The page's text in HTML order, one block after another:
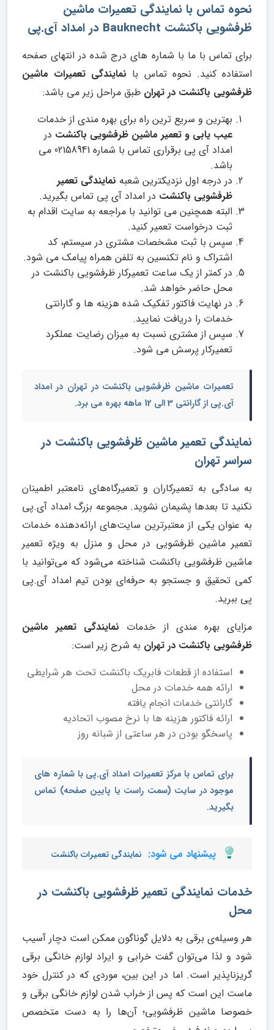
نحوه تماس با نمایندگی تعمیرات ماشین
ظرفشویی باکنشت Bauknecht در امداد آی.پی
برای تماس با ما با شماره های درج شده در انتهای صفحه
استفاده کنید. نحوه تماس با نمایندگی تعمیرات ماشین
ظرفشویی باکنشت در تهران طبق مراحل زیر می باشد:
بهترین و سریع ترین راه برای بهره مندی از خدمات
عیب یابی و تعمیر ماشین ظرفشویی باکنشت در
امداد آی پی برقراری تماس با شماره 02158941 می
باشد.
در درجه اول نزدیکترین شعبه نمایندگی تعمیر
ظرفشویی باکنشت در امداد آی پی تماس بگیرید.
البته همچنین می توانید با مراجعه به سایت اقدام به
ثبت درخواست تعمیر کنید.
سپس با ثبت مشخصات مشتری در سیستم، کد
اشتراک و نام تکنسین به تلفن همراه پیامک می شود.
در کمتر از یک ساعت تعمیرکار ظرفشویی باکنشت در
محل حاضر خواهد شد.
در نهایت فاکتور تفکیک شده هزینه ها و گارانتی
خدمات را دریافت نمایید.
سپس از مشتری نسبت به میزان رضایت عملکرد
تعمیرکار پرسش می شود.
تعمیرات ماشین ظرفشویی باکنشت در تهران در امداد
آی.پی از گارانتی 3 الی 12 ماهه بهره می برد.
نمایندگی تعمیر ماشین ظرفشویی باکنشت در
سراسر تهران
به ‌سادگی به تعمیرکاران و تعمیرگاه‌های نامعتبر اطمینان
نکنید تا بعدها پشیمان نشوید. مجموعه بزرگ امداد آی.پی
به‌ عنوان یکی از معتبرترین سایت‌های ارائه‌دهنده خدمات
تعمیر ماشین ظرفشویی در محل و منزل به‌ ویژه تعمیر
ماشین ظرفشویی باکنشت شناخته می‌شود که می‌توانید با
کمی تحقیق و جستجو به حرفه‌ای بودن تیم امداد آی.پی
پی ببرید.
مزایای بهره مندی از خدمات نمایندگی تعمیر ماشین
ظرفشویی باکنشت در تهران به شرح زیر است:
استفاده از قطعات فابریک باکنشت تحت هر شرایطی
ارائه همه خدمات در محل
گارانتی خدمات انجام یافته
ارائه فاکتور هزینه ها با نرخ مصوب اتحادیه
پاسخگو بودن در هر ساعتی از شبانه روز
برای تماس با مرکز تعمیرات امداد آی.پی با شماره های
موجود در سایت (سمت راست یا پایین صفحه) تماس
بگیرید.
پیشنهاد می شود: نمایندگی تعمیرات باکنشت
خدمات نمایندگی تعمیر ظرفشویی باکنشت در
محل
هر وسیله‌ی برقی‌ به دلایل گوناگون ممکن است دچار آسیب
شود و لذا می‌توان گفت خرابی و ایراد لوازم خانگی برقی
گریزناپذیر است. اما در این بین، موردی که در کنترل خود
ماست این است که پس از خراب شدن لوازم خانگی برقی و
خصوصا ماشین ظرفشویی؛ آن‌ها را به دست متخصص